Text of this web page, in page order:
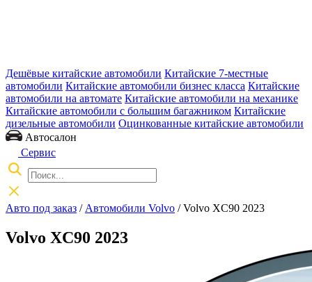
Дешёвые китайские автомобили Китайские 7-местные
автомобили Китайские автомобили бизнес класса Китайские
автомобили на автомате Китайские автомобили на механике
Китайские автомобили с большим багажником Китайские
дизельные автомобили Оцинкованные китайские автомобили
Автосалон
Сервис
Авто под заказ / Автомобили Volvo / Volvo XC90 2023
Volvo XC90 2023